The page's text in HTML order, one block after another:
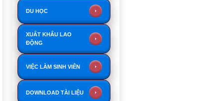
DU HỌC
XUẤT KHẨU LAO
ĐỘNG
VIỆC LÀM SINH VIÊN
DOWNLOAD TÀI LIỆU